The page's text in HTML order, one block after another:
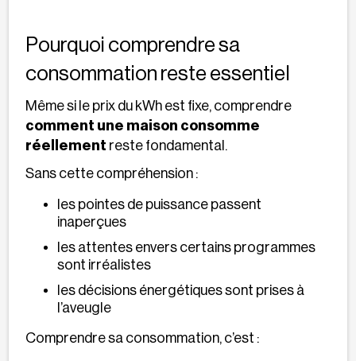
Pourquoi comprendre sa
consommation reste essentiel
Même si le prix du kWh est fixe, comprendre
comment une maison consomme
réellement reste fondamental.
Sans cette compréhension :
les pointes de puissance passent
inaperçues
les attentes envers certains programmes
sont irréalistes
les décisions énergétiques sont prises à
l’aveugle
Comprendre sa consommation, c’est :